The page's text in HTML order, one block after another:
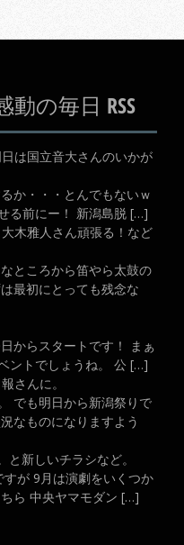
の毎日 RSS
は国立音大さんのいかが
か・・・とんでもないｗ
る前にー！ 新潟島脱 […]
木雅人さん頑張る！など
ところから笛やら太鼓の
最初にとっても残念な
からスタートです！ まぁ
ントでしょうね。 公 […]
さんに。
でも明日から新潟祭りで
なものになりますよう
新しいチラシなど。
が 9月は演劇をいくつか
ら 中央ヤマモダン […]